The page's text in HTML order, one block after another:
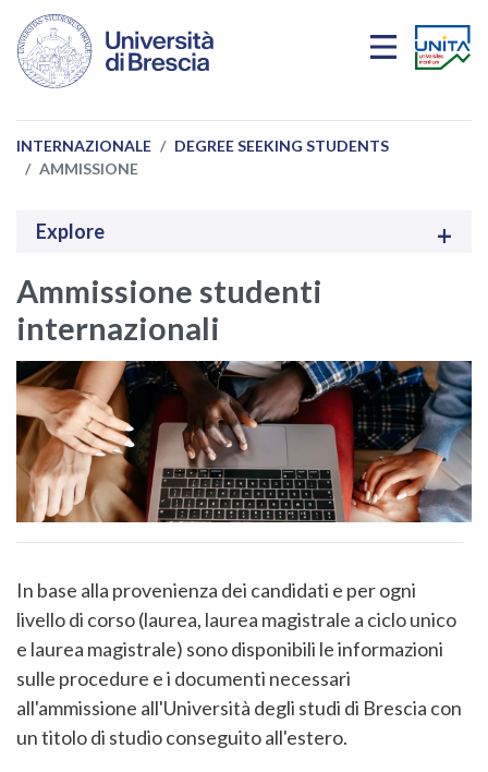
Salta al contenuto principale
INTERNAZIONALE
DEGREE SEEKING STUDENTS
AMMISSIONE
Explore
Ammissione studenti
internazionali
In base alla provenienza dei candidati e per ogni
livello di corso (laurea, laurea magistrale a ciclo unico
e laurea magistrale) sono disponibili le informazioni
sulle procedure e i documenti necessari
all'ammissione all'Università degli studi di Brescia con
un titolo di studio conseguito all'estero.